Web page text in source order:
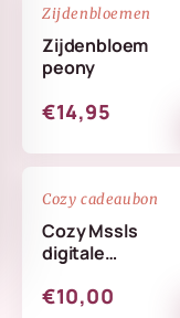
Zijdenbloemen
Zijdenbloem
peony
€14,95
Cozy cadeaubon
Cozy Mssls
digitale
Alleen online te
€10,00